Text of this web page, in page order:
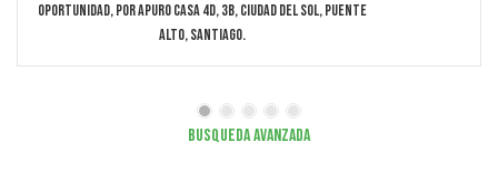
Espectacular Departamento, Como Nuevo Full Diseño
Busqueda Avanzada